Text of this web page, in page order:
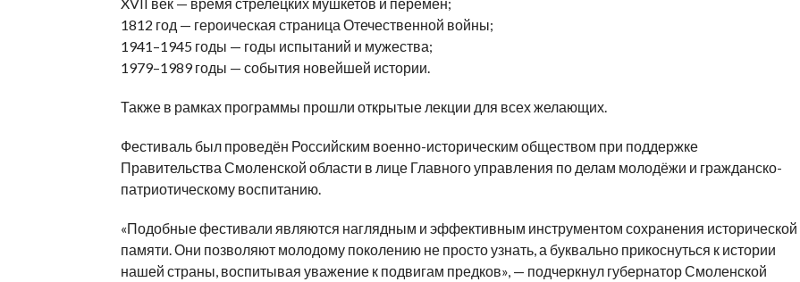
1812 год — героическая страница Отечественной войны;
1941–1945 годы — годы испытаний и мужества;
1979–1989 годы — события новейшей истории.
Также в рамках программы прошли открытые лекции для всех желающих.
Фестиваль был проведён Российским военно-историческим обществом при поддержке
Правительства Смоленской области в лице Главного управления по делам молодёжи и гражданско-
патриотическому воспитанию.
«Подобные фестивали являются наглядным и эффективным инструментом сохранения исторической
памяти. Они позволяют молодому поколению не просто узнать, а буквально прикоснуться к истории
нашей страны, воспитывая уважение к подвигам предков», — подчеркнул губернатор Смоленской